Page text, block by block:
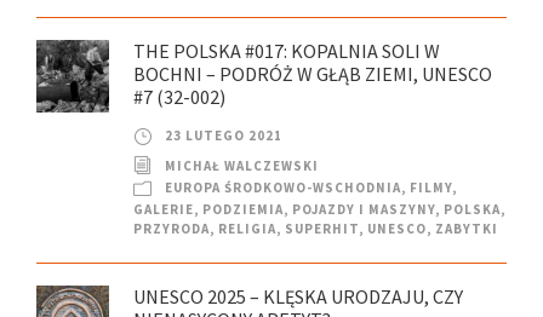
THE POLSKA #017: KOPALNIA SOLI W
BOCHNI – PODRÓŻ W GŁĄB ZIEMI, UNESCO
#7 (32-002)
23 LUTEGO 2021
MICHAŁ WALCZEWSKI
EUROPA ŚRODKOWO-WSCHODNIA, FILMY,
GALERIE, PODZIEMIA, POJAZDY I MASZYNY, POLSKA,
PRZYRODA, RELIGIA, SUPERHIT, UNESCO, ZABYTKI
UNESCO 2025 – KLĘSKA URODZAJU, CZY